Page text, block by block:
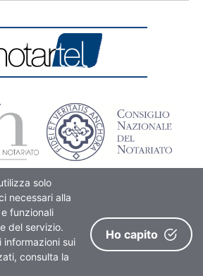
Gravina 4 - 00196 Roma - P.I. 053641510000 -
n. 39/16 del 9/3/2016 - Direttore Responsabile:
solo
necessari alla
funzionali
del servizio.
informazioni sui
consulta la
Ho capito